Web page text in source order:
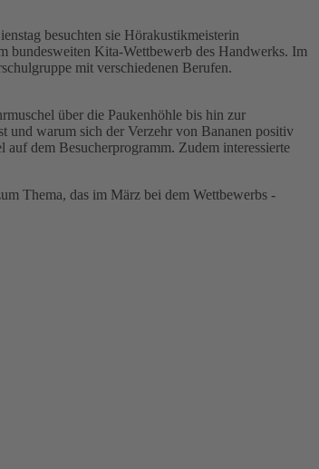
besuchten sie Hörakustikmeisterin
bundesweiten Kita-Wettbewerb des Handwerks. Im
mit verschiedenen Berufen.
über die Paukenhöhle bis hin zur
und warum sich der Verzehr von Bananen positiv
dem Besucherprogramm. Zudem interessierte
Thema, das im März bei dem Wettbewerbs -